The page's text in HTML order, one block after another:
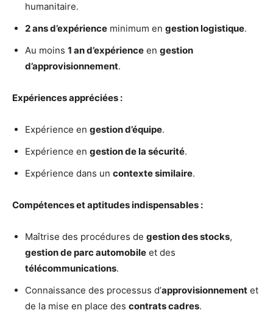
humanitaire.
2 ans d’expérience minimum en gestion logistique.
Au moins 1 an d’expérience en gestion
d’approvisionnement.
Expériences appréciées :
Expérience en gestion d’équipe.
Expérience en gestion de la sécurité.
Expérience dans un contexte similaire.
Compétences et aptitudes indispensables :
Maîtrise des procédures de gestion des stocks,
gestion de parc automobile et des
télécommunications.
Connaissance des processus d’approvisionnement et
de la mise en place des contrats cadres.